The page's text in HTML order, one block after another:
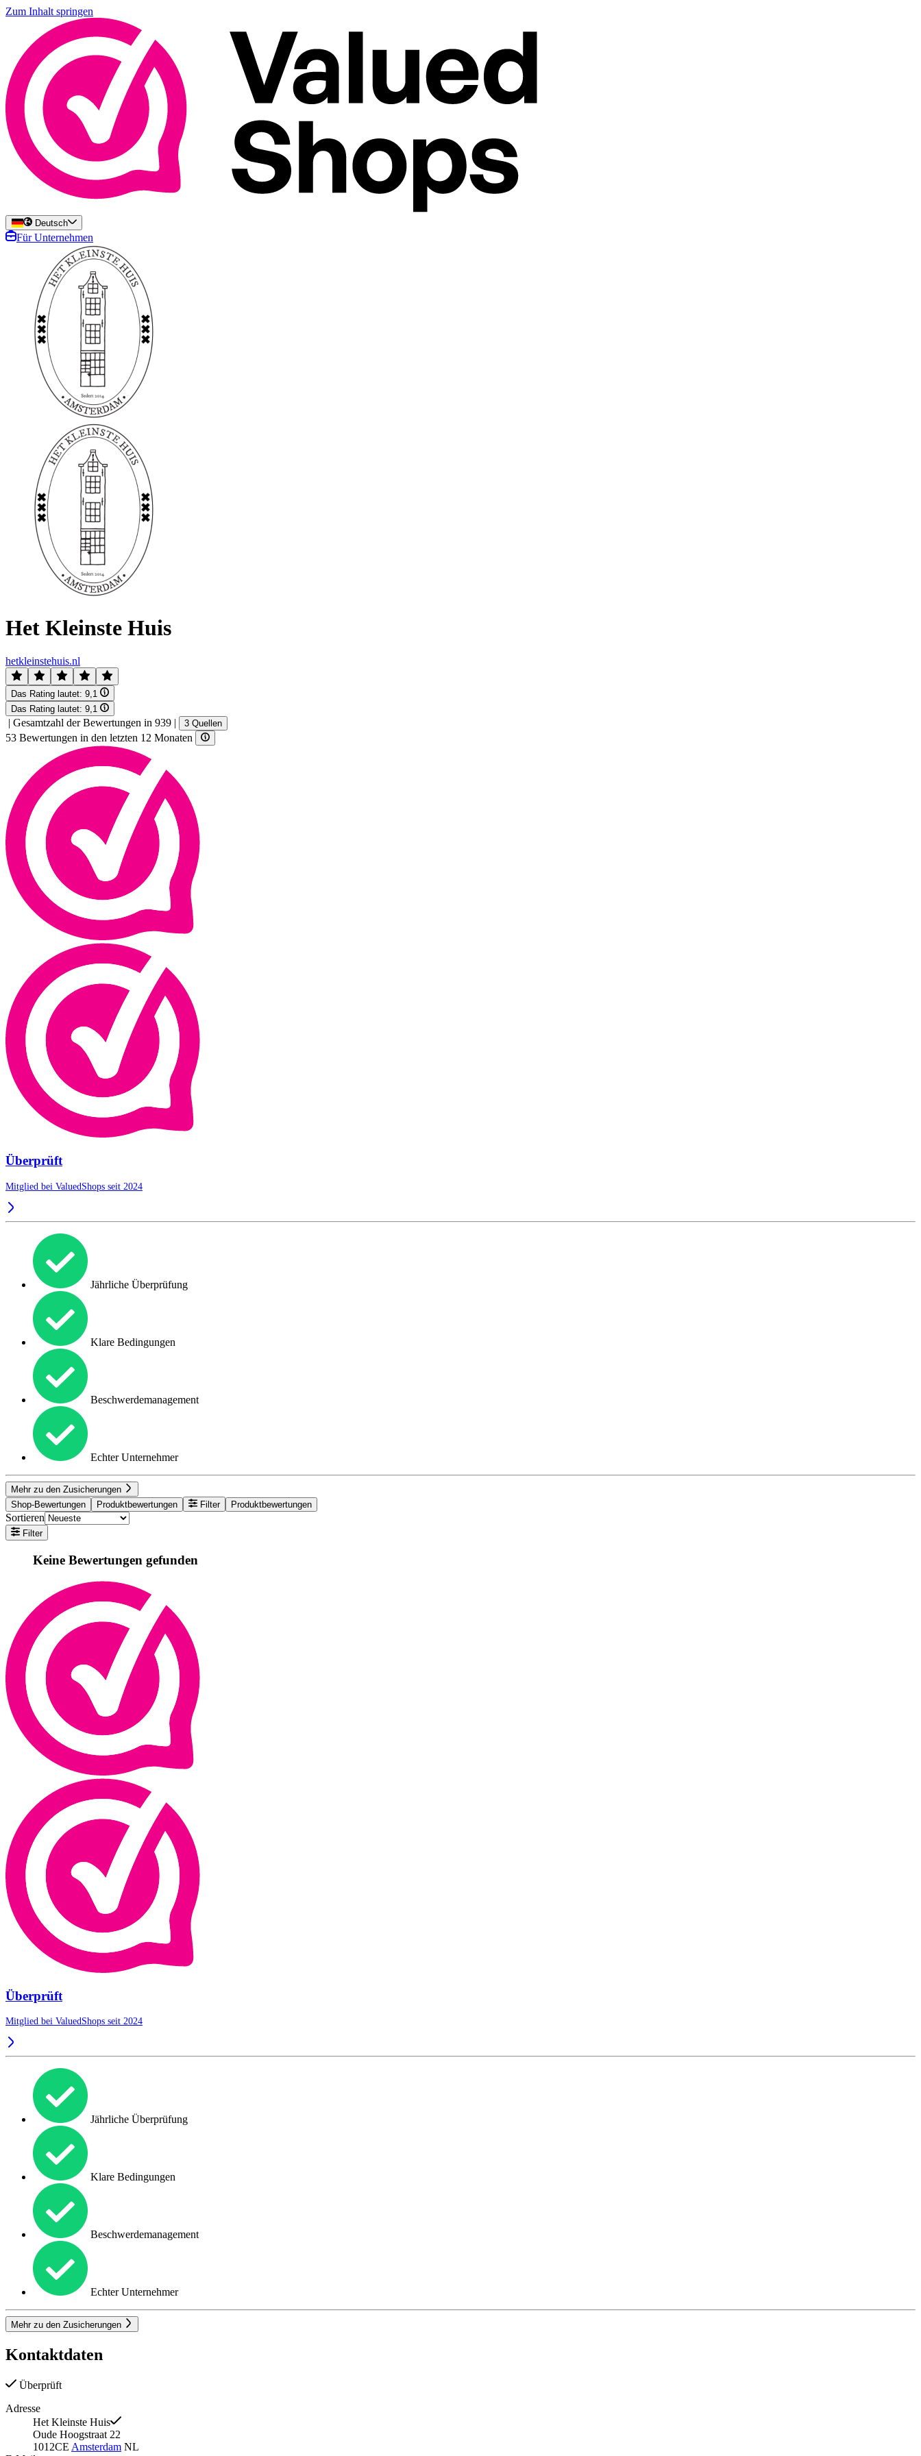
Zum Inhalt springen
Deutsch
Für Unternehmen
Het Kleinste Huis
hetkleinstehuis.nl
Das Rating lautet: 9,1
Das Rating lautet: 9,1
| Gesamtzahl der Bewertungen in 939 | 3 Quellen
53 Bewertungen in den letzten 12 Monaten
Überprüft
Mitglied bei ValuedShops seit 2024
Jährliche Überprüfung
Klare Bedingungen
Beschwerdemanagement
Echter Unternehmer
Mehr zu den Zusicherungen
Shop-Bewertungen
Produktbewertungen Filter Produktbewertungen
Sortieren
Filter
Keine Bewertungen gefunden
Überprüft
Mitglied bei ValuedShops seit 2024
Jährliche Überprüfung
Klare Bedingungen
Beschwerdemanagement
Echter Unternehmer
Mehr zu den Zusicherungen
Kontaktdaten
Überprüft
Adresse
Het Kleinste Huis
Oude Hoogstraat 22
1012CE Amsterdam NL